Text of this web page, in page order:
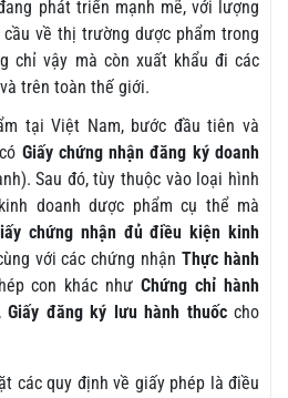
phát triển mạnh mẽ, với lượng
về thị trường dược phẩm trong
chỉ vậy mà còn xuất khẩu đi các
trên toàn thế giới.
tại Việt Nam, bước đầu tiên và
Giấy chứng nhận đăng ký doanh
Sau đó, tùy thuộc vào loại hình
doanh dược phẩm cụ thể mà
chứng nhận đủ điều kiện kinh
với các chứng nhậnThực hành
con khác nhưChứng chỉ hành
Giấy đăng ký lưu hành thuốccho
các quy định về giấy phép là điều